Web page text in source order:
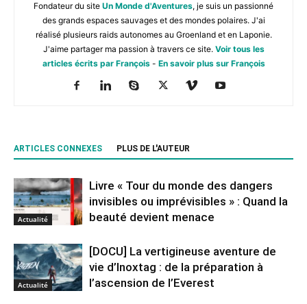
Fondateur du site Un Monde d'Aventures, je suis un passionné
des grands espaces sauvages et des mondes polaires. J'ai
réalisé plusieurs raids autonomes au Groenland et en Laponie.
J'aime partager ma passion à travers ce site. Voir tous les
articles écrits par François- En savoir plus sur François
ARTICLES CONNEXES PLUS DE L'AUTEUR
Actualité
Livre « Tour du monde des dangers
invisibles ou imprévisibles » : Quand la
beauté devient menace
Actualité
[DOCU] La vertigineuse aventure de
vie d’Inoxtag : de la préparation à
l’ascension de l’Everest